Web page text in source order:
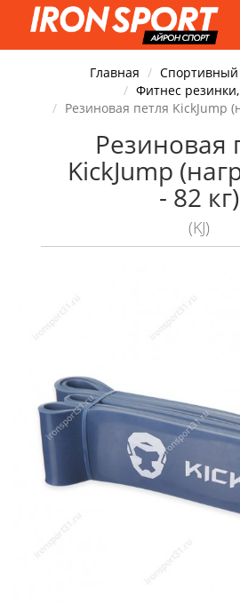
Главная
Фитнес
Резиновая петля KickJump
Резиновая
KickJump
- 82 кг)
(KJ)